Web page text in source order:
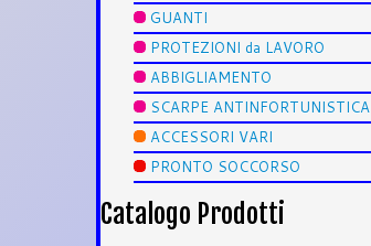
GUANTI
PROTEZIONI da LAVORO
ABBIGLIAMENTO
SCARPE ANTINFORTUNISTICA
ACCESSORI VARI
PRONTO SOCCORSO
Catalogo Prodotti